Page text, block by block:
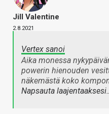
Jill Valentine
2.8.2021
Vertex sanoi
Aika monessa
powerin hienouden
näkemästä koko
Napsauta